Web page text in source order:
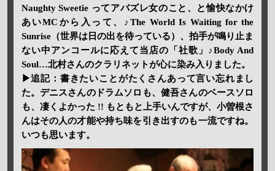
Naughty Sweetie ってアバズレ女のこと、と愉快なかけ
あいMCから入って、♪The World Is Waiting for the
Sunrise（世界は日の出を待っている）、拍手が鳴り止ま
ない中アンコールに応えて当店の「社歌」♪Body And
Soul…北村さんのクラリネットが心に染み入りました。
▶追記：書きたいことがたくさんあって言い忘れまし
た。デニスさんのドラムソロも、健吾さんのベースソロ
も、凄くよかった !! もともと上手いんですが、小曽根さ
んはその人の才能や持ち味を引き出すのも一流ですね。
いつも思います。